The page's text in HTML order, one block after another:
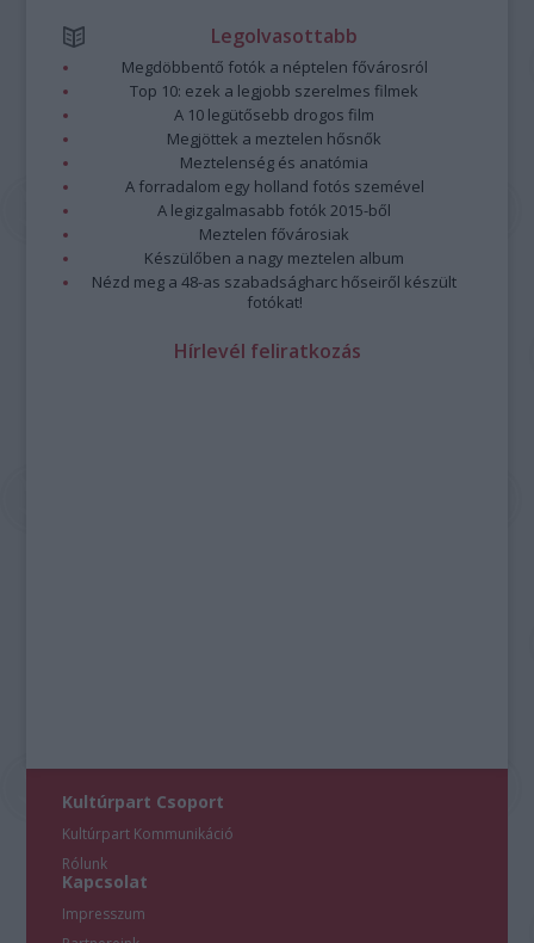
Legolvasottabb
Megdöbbentő fotók a néptelen fővárosról
Top 10: ezek a legjobb szerelmes filmek
A 10 legütősebb drogos film
Megjöttek a meztelen hősnők
Meztelenség és anatómia
A forradalom egy holland fotós szemével
A legizgalmasabb fotók 2015-ből
Meztelen fővárosiak
Készülőben a nagy meztelen album
Nézd meg a 48-as szabadságharc hőseiről készült
fotókat!
Hírlevél feliratkozás
Kultúrpart Csoport
Kultúrpart Kommunikáció
Rólunk
Kapcsolat
Impresszum